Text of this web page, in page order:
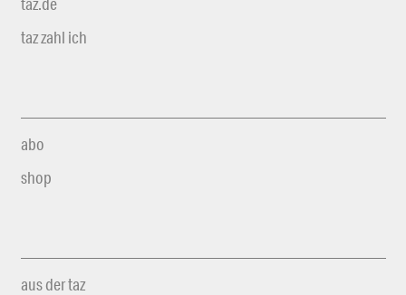
taz zahl ich
abo
shop
aus der taz